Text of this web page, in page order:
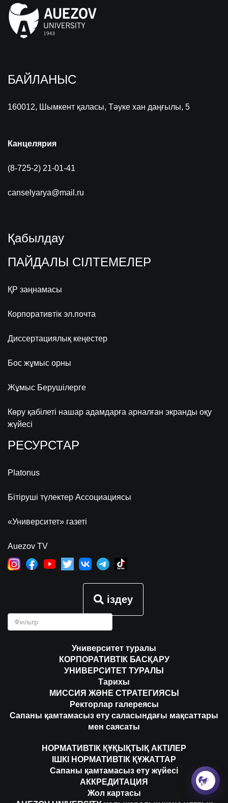
БАЙЛАНЫС
160012, Шымкент қаласы, Тәуке хан даңғылы, 5
Канцелярия
(8-725-2) 21-01-41
canselyarya@mail.ru
Қабылдау
ПАЙДАЛЫ СІЛТЕМЕЛЕР
ҚР заңнамасы
Корпоративтік эл.почта
Диссертациялық кеңестер
Бос жұмыс орны
Жұмыс Берушілерге
Көру қабілеті нашар адамдарға арналған экранды оқу
жүйесі
РЕСУРСТАР
Platonus
Бітіруші түлектер Ассоциациясы
«Университет» газеті
Auezov TV
іздеу
Университет туралы
КОРПОРАТИВТІК БАСҚАРУ
УНИВЕРСИТЕТ ТУРАЛЫ
Тарихы
МИССИЯ ЖӘНЕ СТРАТЕГИЯСЫ
Ректорлар галереясы
Сапаны қамтамасыз ету саласындағы мақсаттары
мен саясаты
НОРМАТИВТІК ҚҰҚЫҚТЫҚ АКТІЛЕР
ІШКІ НОРМАТИВТІК ҚҰЖАТТАР
Сапаны қамтамасыз ету жүйесі
АККРЕДИТАЦИЯ
Жол картасы